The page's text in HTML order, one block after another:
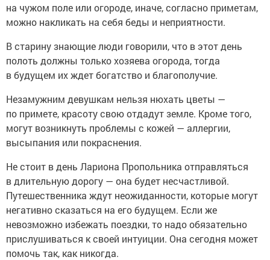
на чужом поле или огороде, иначе, согласно приметам,
можно накликать на себя беды и неприятности.
В старину знающие люди говорили, что в этот день
полоть должны только хозяева огорода, тогда
в будущем их ждет богатство и благополучие.
Незамужним девушкам нельзя нюхать цветы —
по примете, красоту свою отдадут земле. Кроме того,
могут возникнуть проблемы с кожей — аллергии,
высыпания или покраснения.
Не стоит в день Лариона Пропольника отправляться
в длительную дорогу — она будет несчастливой.
Путешественника ждут неожиданности, которые могут
негативно сказаться на его будущем. Если же
невозможно избежать поездки, то надо обязательно
прислушиваться к своей интуиции. Она сегодня может
помочь так, как никогда.